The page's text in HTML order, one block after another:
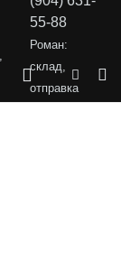
55-88
Роман:
склад,
отправка